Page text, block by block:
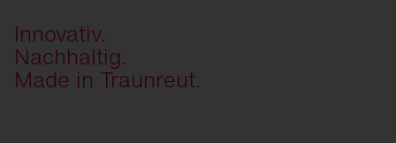
Innovativ.
Nachhaltig.
Made in Traunreut.